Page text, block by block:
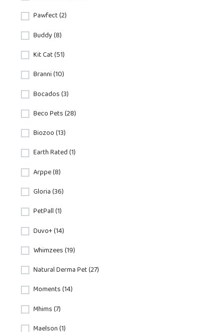
Pawfect (2)
Buddy (8)
Kit Cat (51)
Branni (10)
Bocados (3)
Beco Pets (28)
Biozoo (13)
Earth Rated (1)
Arppe (8)
Gloria (36)
PetPall (1)
Duvo+ (14)
Whimzees (19)
Natural Derma Pet (27)
Moments (14)
Mhims (7)
Maelson (1)